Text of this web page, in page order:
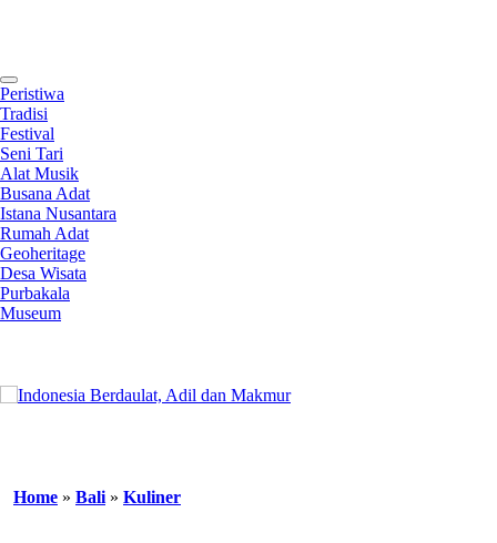
Peristiwa
Tradisi
Festival
Seni Tari
Alat Musik
Busana Adat
Istana Nusantara
Rumah Adat
Geoheritage
Desa Wisata
Purbakala
Museum
Home » Bali » Kuliner